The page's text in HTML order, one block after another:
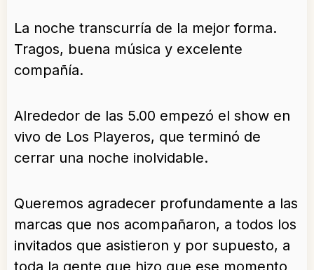
La noche transcurría de la mejor forma.
Tragos, buena música y excelente
compañía.
Alrededor de las 5.00 empezó el show en
vivo de Los Playeros, que terminó de
cerrar una noche inolvidable.
Queremos agradecer profundamente a las
marcas que nos acompañaron, a todos los
invitados que asistieron y por supuesto, a
toda la gente que hizo que ese momento